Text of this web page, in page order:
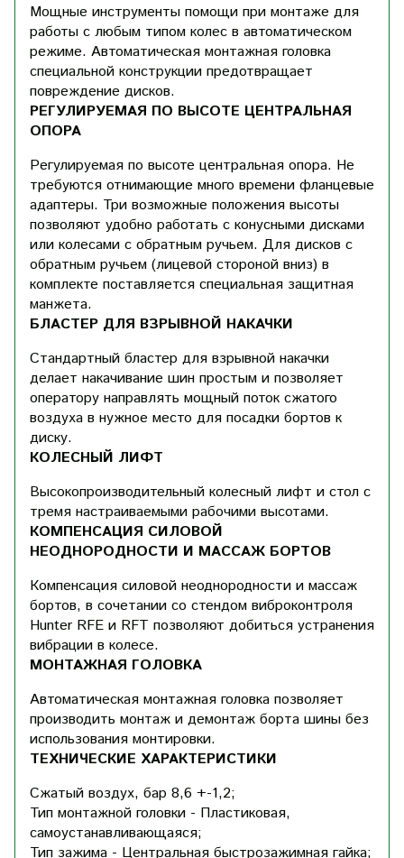
Мощные инструменты помощи при монтаже для
работы с любым типом колес в автоматическом
режиме. Автоматическая монтажная головка
специальной конструкции предотвращает
повреждение дисков.
РЕГУЛИРУЕМАЯ ПО ВЫСОТЕ ЦЕНТРАЛЬНАЯ
ОПОРА
Регулируемая по высоте центральная опора. Не
требуются отнимающие много времени фланцевые
адаптеры. Три возможные положения высоты
позволяют удобно работать с конусными дисками
или колесами с обратным ручьем. Для дисков с
обратным ручьем (лицевой стороной вниз) в
комплекте поставляется специальная защитная
манжета.
БЛАСТЕР ДЛЯ ВЗРЫВНОЙ НАКАЧКИ
Стандартный бластер для взрывной накачки
делает накачивание шин простым и позволяет
оператору направлять мощный поток сжатого
воздуха в нужное место для посадки бортов к
диску.
КОЛЕСНЫЙ ЛИФТ
Высокопроизводительный колесный лифт и стол с
тремя настраиваемыми рабочими высотами.
КОМПЕНСАЦИЯ СИЛОВОЙ
НЕОДНОРОДНОСТИ И МАССАЖ БОРТОВ
Компенсация силовой неоднородности и массаж
бортов, в сочетании со стендом виброконтроля
Hunter RFE и RFT позволяют добиться устранения
вибрации в колесе.
МОНТАЖНАЯ ГОЛОВКА
Автоматическая монтажная головка позволяет
производить монтаж и демонтаж борта шины без
использования монтировки.
ТЕХНИЧЕСКИЕ ХАРАКТЕРИСТИКИ
Сжатый воздух, бар 8,6 +-1,2;
Тип монтажной головки - Пластиковая,
самоустанавливающаяся;
Тип зажима - Центральная быстрозажимная гайка;